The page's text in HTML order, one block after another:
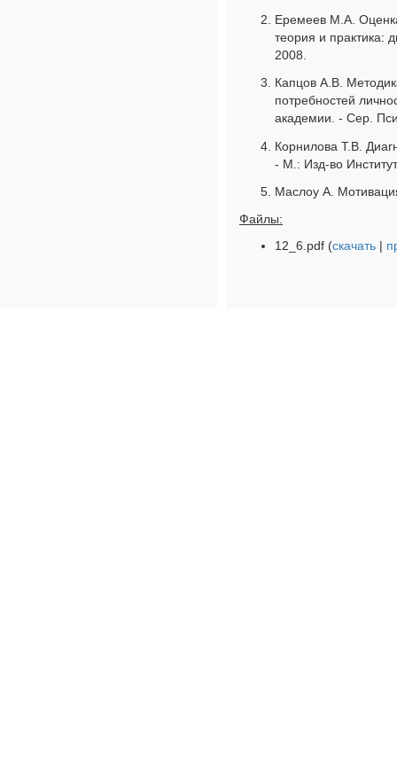
Еремеев М.А.
теория и практика:
2008.
Капцов А.В.
потребностей
академии. - Сер.
Корнилова Т.В.
- М.: Изд-во
Маслоу А.
Файлы:
12_6.pdf (скачать |